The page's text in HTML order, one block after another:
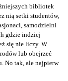
bibliotek
nią setki studentów,
samodzielni
gdzie indziej
się nie liczy. W
lub obejrzeć
No tak, ale najpierw